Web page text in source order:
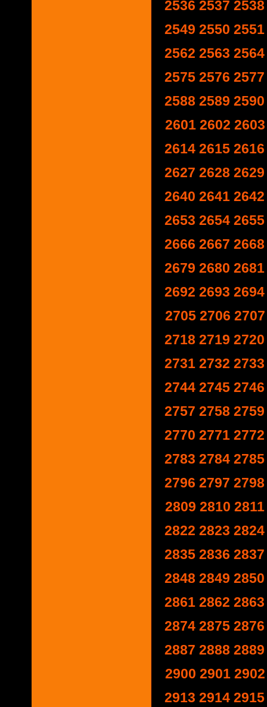
2536 2537 2538
2549 2550 2551
2562 2563 2564
2575 2576 2577
2588 2589 2590
2601 2602 2603
2614 2615 2616
2627 2628 2629
2640 2641 2642
2653 2654 2655
2666 2667 2668
2679 2680 2681
2692 2693 2694
2705 2706 2707
2718 2719 2720
2731 2732 2733
2744 2745 2746
2757 2758 2759
2770 2771 2772
2783 2784 2785
2796 2797 2798
2809 2810 2811
2822 2823 2824
2835 2836 2837
2848 2849 2850
2861 2862 2863
2874 2875 2876
2887 2888 2889
2900 2901 2902
2913 2914 2915